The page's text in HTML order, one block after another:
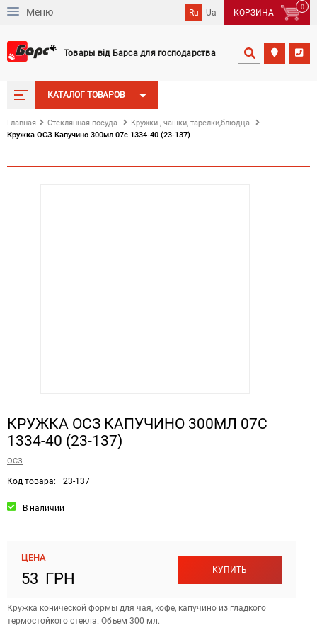
Меню Ru Ua
0
КОРЗИНА
Товары від Барса для господарства  
КАТАЛОГ ТОВАРОВ
Главная Стеклянная посуда
Кружки , чашки, тарелки,блюдца
Кружка ОСЗ Капучино 300мл 07с 1334-40 (23-137)
КРУЖКА ОСЗ КАПУЧИНО 300МЛ 07С
1334-40 (23-137)
ОСЗ
Код товара: 23-137
В наличии
ЦЕНА
53 ГРН КУПИТЬ
Кружка конической формы для чая, кофе, капучино из гладкого
термостойкого стекла. Объем 300 мл.